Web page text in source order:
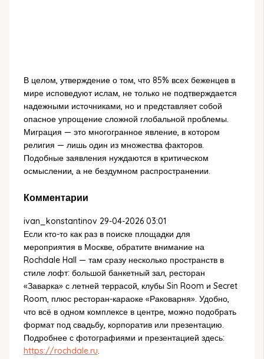
В целом, утверждение о том, что 85% всех беженцев в
мире исповедуют ислам, не только не подтверждается
надежными источниками, но и представляет собой
опасное упрощение сложной глобальной проблемы.
Миграция — это многогранное явление, в котором
религия — лишь один из множества факторов.
Подобные заявления нуждаются в критическом
осмыслении, а не бездумном распространении.
Комментарии
ivan_konstantinov 29-04-2026 03:01
Если кто-то как раз в поиске площадки для
мероприятия в Москве, обратите внимание на
Rochdale Hall — там сразу несколько пространств в
стиле лофт: большой банкетный зал, ресторан
«Заварка» с летней террасой, клубы Sin Room и Secret
Room, плюс ресторан-караоке «Раковарня». Удобно,
что всё в одном комплексе в центре, можно подобрать
формат под свадьбу, корпоратив или презентацию.
Подробнее с фотографиями и презентацией здесь:
https://rochdale.ru.